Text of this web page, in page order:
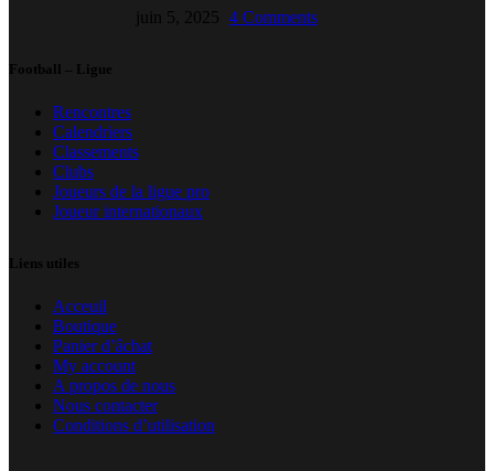
juin 5, 2025 4 Comments
Football – Ligue
Rencontres
Calendriers
Classements
Clubs
Joueurs de la ligue pro
Joueur internationaux
Liens utiles
Acceuil
Boutique
Panier d’âchat
My account
A propos de nous
Nous contacter
Conditions d’utilisation